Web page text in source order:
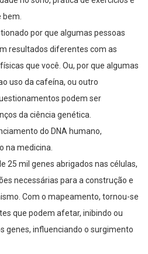
por que algumas pessoas
resultados diferentes com as
que você. Ou, por que algumas
uso da cafeína, ou outro
podem ser
da ciência genética.
do DNA humano,
na medicina.
25 mil genes abrigados nas células,
necessárias para a construção e
Com o mapeamento, tornou-se
que podem afetar, inibindo ou
genes, influenciando o surgimento